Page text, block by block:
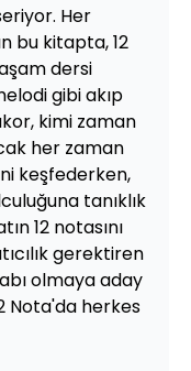
Her
bu kitapta, 12
dersi
gibi akıp
kimi zaman
her zaman
keşfederken,
tanıklık
12 notasını
gerektiren
olmaya aday
Nota'da herkes